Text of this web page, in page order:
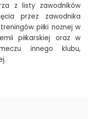
z listy zawodników
przez zawodnika
piłki nożnej w
piłkarskiej oraz w
innego klubu,